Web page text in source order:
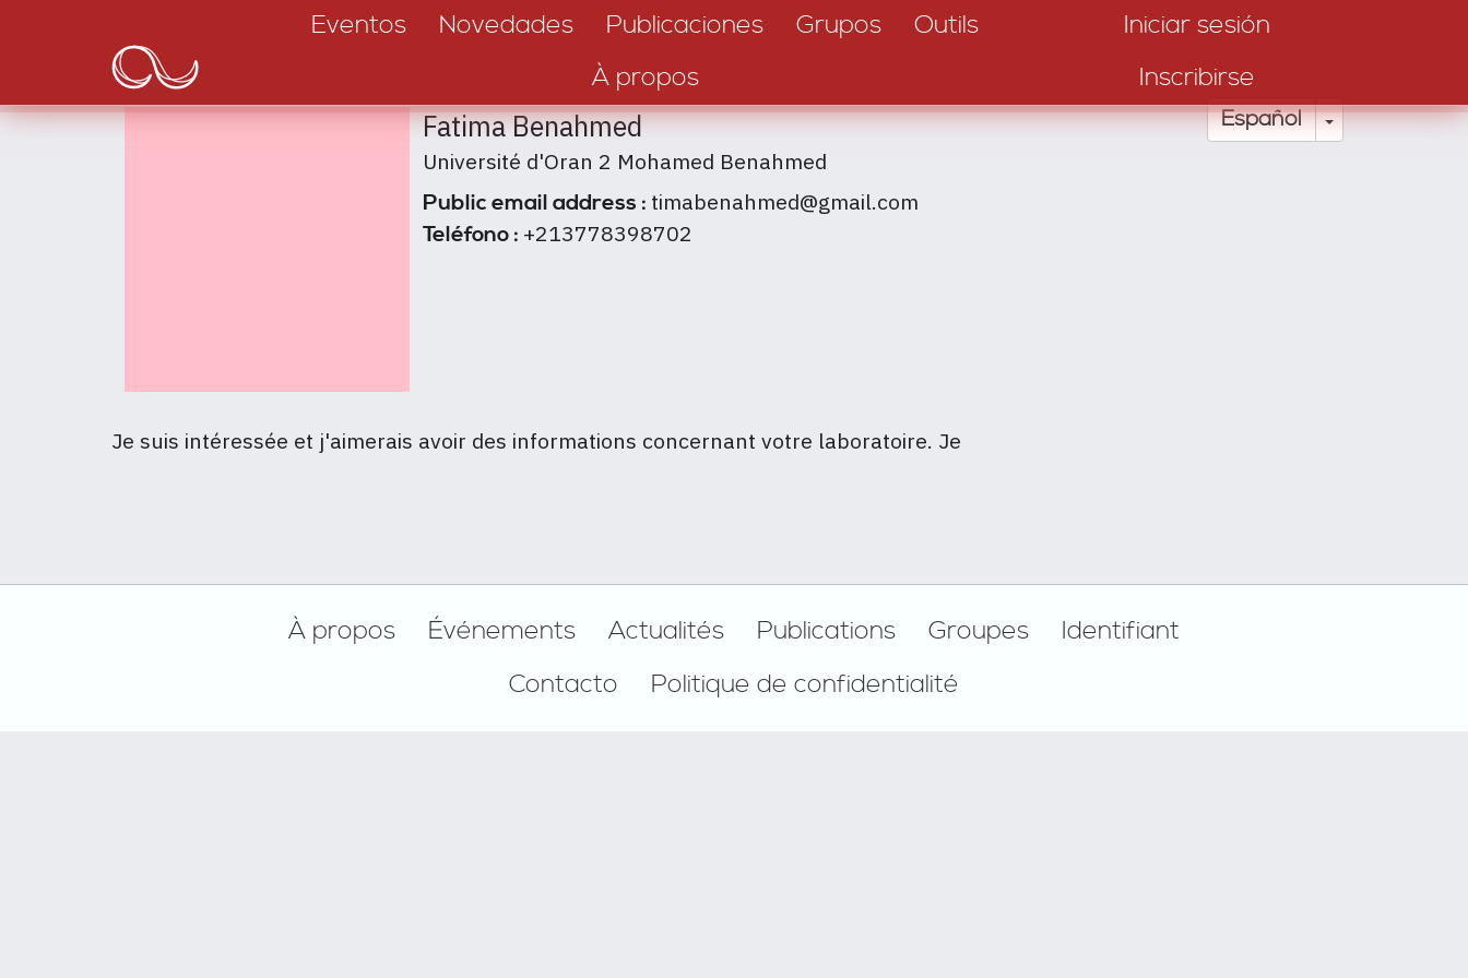
principal
navigation
Eventos Novedades Publicaciones Grupos
Outils
À propos
Iniciar sesión
Inscribirse
Español Toggle
Fatima Benahmed
Université d'Oran 2 Mohamed Benahmed
Public email address : timabenahmed@gmail.com
Teléfono : +213778398702
Je suis intéressée et j'aimerais avoir des informations concernant votre laboratoire. Je
À propos Événements Actualités Publications Groupes
Identifiant
Contacto
Politique de confidentialité